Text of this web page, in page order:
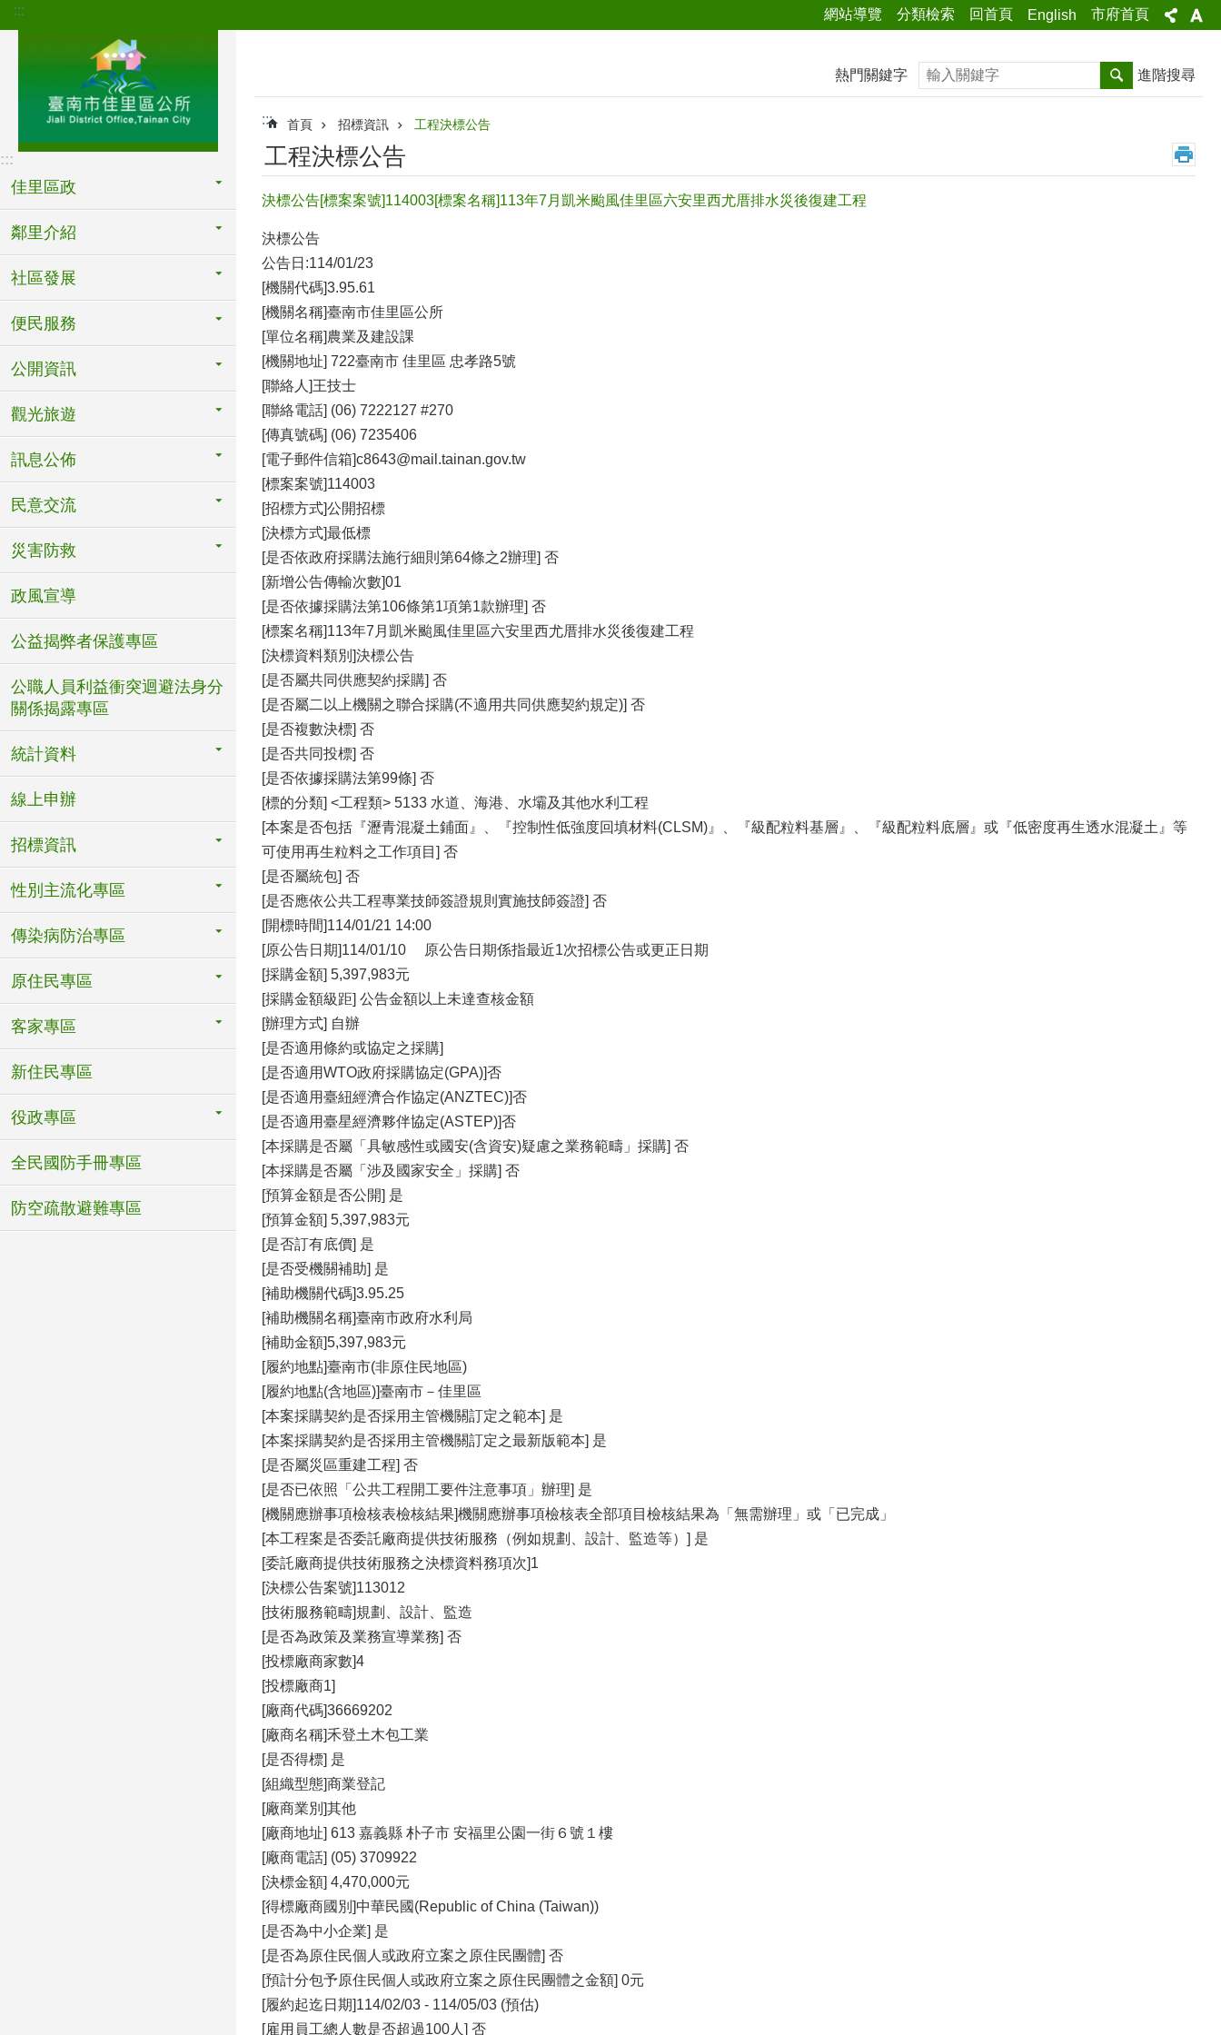
跳到主要內容區塊
::: 網站導覽 分類檢索 回首頁 English 市府首頁
:::
佳里區政
鄰里介紹
社區發展
便民服務
公開資訊
觀光旅遊
訊息公佈
民意交流
災害防救
政風宣導
公益揭弊者保護專區
公職人員利益衝突迴避法身分
關係揭露專區
統計資料
線上申辦
招標資訊
性別主流化專區
傳染病防治專區
原住民專區
客家專區
新住民專區
役政專區
全民國防手冊專區
防空疏散避難專區
熱門關鍵字 搜尋 進階搜尋
::: 首頁 招標資訊 工程決標公告
工程決標公告
決標公告[標案案號]114003[標案名稱]113年7月凱米颱風佳里區六安里西尤厝排水災後復建工程
決標公告
公告日:114/01/23
[機關代碼]3.95.61
[機關名稱]臺南市佳里區公所
[單位名稱]農業及建設課
[機關地址] 722臺南市 佳里區 忠孝路5號
[聯絡人]王技士
[聯絡電話] (06) 7222127 #270
[傳真號碼] (06) 7235406
[電子郵件信箱]c8643@mail.tainan.gov.tw
[標案案號]114003
[招標方式]公開招標
[決標方式]最低標
[是否依政府採購法施行細則第64條之2辦理] 否
[新增公告傳輸次數]01
[是否依據採購法第106條第1項第1款辦理] 否
[標案名稱]113年7月凱米颱風佳里區六安里西尤厝排水災後復建工程
[決標資料類別]決標公告
[是否屬共同供應契約採購] 否
[是否屬二以上機關之聯合採購(不適用共同供應契約規定)] 否
[是否複數決標] 否
[是否共同投標] 否
[是否依據採購法第99條] 否
[標的分類] <工程類> 5133 水道、海港、水壩及其他水利工程
[本案是否包括『瀝青混凝土鋪面』、『控制性低強度回填材料(CLSM)』、『級配粒料基層』、『級配粒料底層』或『低密度再生透水混凝土』等
可使用再生粒料之工作項目] 否
[是否屬統包] 否
[是否應依公共工程專業技師簽證規則實施技師簽證] 否
[開標時間]114/01/21 14:00
[原公告日期]114/01/10 原公告日期係指最近1次招標公告或更正日期
[採購金額] 5,397,983元
[採購金額級距] 公告金額以上未達查核金額
[辦理方式] 自辦
[是否適用條約或協定之採購]
[是否適用WTO政府採購協定(GPA)]否
[是否適用臺紐經濟合作協定(ANZTEC)]否
[是否適用臺星經濟夥伴協定(ASTEP)]否
[本採購是否屬「具敏感性或國安(含資安)疑慮之業務範疇」採購] 否
[本採購是否屬「涉及國家安全」採購] 否
[預算金額是否公開] 是
[預算金額] 5,397,983元
[是否訂有底價] 是
[是否受機關補助] 是
[補助機關代碼]3.95.25
[補助機關名稱]臺南市政府水利局
[補助金額]5,397,983元
[履約地點]臺南市(非原住民地區)
[履約地點(含地區)]臺南市－佳里區
[本案採購契約是否採用主管機關訂定之範本] 是
[本案採購契約是否採用主管機關訂定之最新版範本] 是
[是否屬災區重建工程] 否
[是否已依照「公共工程開工要件注意事項」辦理] 是
[機關應辦事項檢核表檢核結果]機關應辦事項檢核表全部項目檢核結果為「無需辦理」或「已完成」
[本工程案是否委託廠商提供技術服務（例如規劃、設計、監造等）] 是
[委託廠商提供技術服務之決標資料務項次]1
[決標公告案號]113012
[技術服務範疇]規劃、設計、監造
[是否為政策及業務宣導業務] 否
[投標廠商家數]4
[投標廠商1]
[廠商代碼]36669202
[廠商名稱]禾登土木包工業
[是否得標] 是
[組織型態]商業登記
[廠商業別]其他
[廠商地址] 613 嘉義縣 朴子市 安福里公園一街６號１樓
[廠商電話] (05) 3709922
[決標金額] 4,470,000元
[得標廠商國別]中華民國(Republic of China (Taiwan))
[是否為中小企業] 是
[是否為原住民個人或政府立案之原住民團體] 否
[預計分包予原住民個人或政府立案之原住民團體之金額] 0元
[履約起迄日期]114/02/03 - 114/05/03 (預估)
[雇用員工總人數是否超過100人] 否